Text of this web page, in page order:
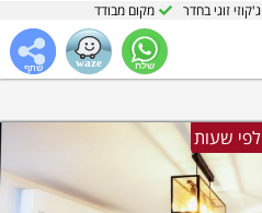
ג'קוזי זוגי בחדר מקום מבודד